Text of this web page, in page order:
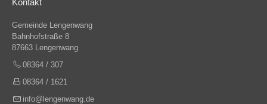
Gemeinde Lengenwang
Bahnhofstraße 8
87663 Lengenwang
08364 / 307
08364 / 1621
info@lengenwang.de